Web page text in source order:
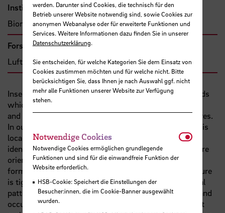
Institut
Bionik-Innovations-Centrum Bremen
Forschungs- und Transfercluster
Luft- und Raumfahrt
Insect cuticle shows the presence of daily growth bands
which consist of layers with parallel (deposited at day)
and helicoidal (deposited at night) orientated chitin fibres.
In our previous DFG-project (281694208), we used this
local light sensitivity of locust cuticle to successfully
identify several fundamental mechanisms of chitin fibre
orientation. Specifically, we showed that while the
formation of cuticle with unidirectional fiber architecture
is tightly controlled by cells, the formation of helicoidal
patterns involves co-assembly of chitin and proteins and
occurs away from the cell surface. Also, we found that
werden. Darunter sind Cookies, die technisch für den
Betrieb unserer Website notwendig sind, sowie Cookies zur
anonymen Webanalyse oder für erweiterte Funktionen und
Services. Weitere Informationen dazu finden Sie in unserer
Datenschutzerklärung.
Sie entscheiden, für welche Kategorien Sie dem Einsatz von
Cookies zustimmen möchten und für welche nicht. Bitte
berücksichtigen Sie, dass Ihnen je nach Auswahl ggf. nicht
mehr alle Funktionen unserer Website zur Verfügung
stehen.
Notwendige Cookies
Notwendige Cookies ermöglichen grundlegende
Funktionen und sind für die einwandfreie Funktion der
Website erforderlich.
HSB-Cookie: Speichert die Einstellungen der
Besucher:innen, die im Cookie-Banner ausgewählt
wurden.